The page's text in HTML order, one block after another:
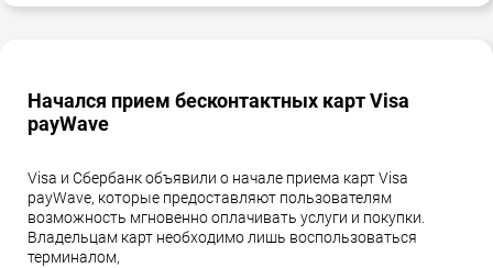
Начался прием бесконтактных карт Visa
payWave
Visa и Сбербанк объявили о начале приема карт Visa
payWave, которые предоставляют пользователям
возможность мгновенно оплачивать услуги и покупки.
Владельцам карт необходимо лишь воспользоваться
терминалом,